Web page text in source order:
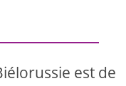
est de